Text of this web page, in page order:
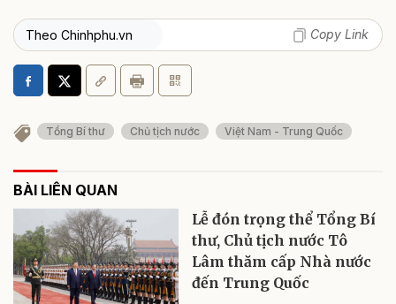
Theo Chinhphu.vn Copy Link
Tổng Bí thư Chủ tịch nước Việt Nam - Trung Quốc
BÀI LIÊN QUAN
Lễ đón trọng thể Tổng Bí
thư, Chủ tịch nước Tô
Lâm thăm cấp Nhà nước
đến Trung Quốc